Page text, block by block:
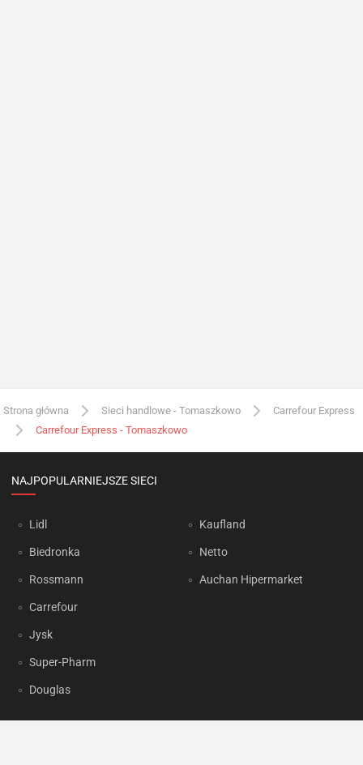
Strona główna Sieci handlowe - Tomaszkowo
Carrefour Express
Carrefour Express - Tomaszkowo
NAJPOPULARNIEJSZE SIECI
Lidl
Biedronka
Rossmann
Carrefour
Jysk
Super-Pharm
Douglas
Kaufland
Netto
Auchan Hipermarket